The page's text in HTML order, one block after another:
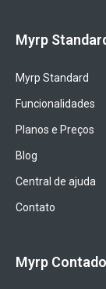
Myrp
Myrp Standard
Funcionalidades
Planos e Preços
Blog
Central de ajuda
Contato
Myrp